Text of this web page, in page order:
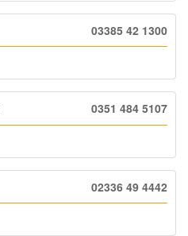
03385 42 1300
0351 484 5107
02336 49 4442